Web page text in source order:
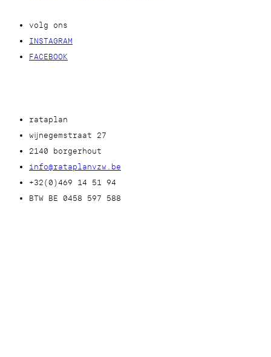
volg ons
INSTAGRAM
FACEBOOK
rataplan
wijnegemstraat 27
2140 borgerhout
info@rataplanvzw.be
+32(0)469 14 51 94
BTW BE 0458 597 588